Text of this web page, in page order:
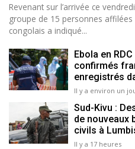
Revenant sur l’arrivée ce
groupe de 15 personnes affilées
congolais a indiqué...
Ebola en
confirmés
enregistrés
Il y a environ un
Sud-Kivu :
de nouveaux
civils à
Il y a 17 heures